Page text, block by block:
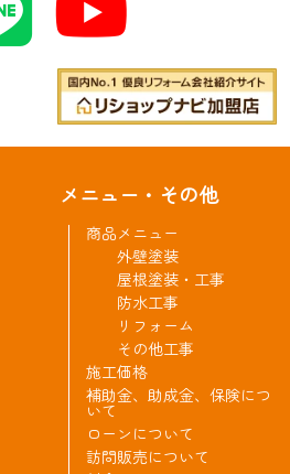
メニュー・その他
商品メニュー
外壁塗装
屋根塗装・工事
防水工事
リフォーム
その他工事
施工価格
補助金、助成金、保険につ
いて
ローンについて
訪問販売について